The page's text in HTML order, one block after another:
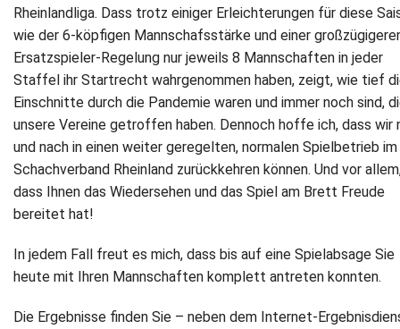
Fotos
Service
Newsletter
Kontakt
Impressum
Rheinlandliga. Dass trotz einiger Erleichterungen für diese
wie der 6-köpfigen Mannschafsstärke und einer
Ersatzspieler-Regelung nur jeweils 8 Mannschaften in jeder
Staffel ihr Startrecht wahrgenommen haben, zeigt, wie tief
Einschnitte durch die Pandemie waren und immer noch sind,
unsere Vereine getroffen haben. Dennoch hoffe ich, dass wir
und nach in einen weiter geregelten, normalen Spielbetrieb im
Schachverband Rheinland zurückkehren können. Und vor
dass Ihnen das Wiedersehen und das Spiel am Brett Freude
bereitet hat!
In jedem Fall freut es mich, dass bis auf eine Spielabsage Sie
heute mit Ihren Mannschaften komplett antreten konnten.
Die Ergebnisse finden Sie – neben dem Internet-